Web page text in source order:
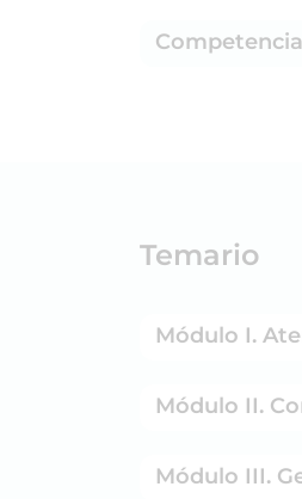
Temario
Módulo I.
Módulo II.
Módulo III.